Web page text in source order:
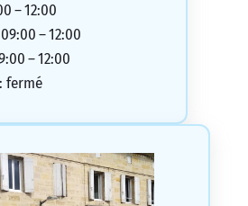
– 12:00
– 12:00
– 12:00
fermé